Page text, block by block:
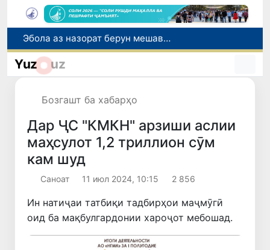
Дар моҳи июл дар Ӯзбекистон нархи маҳсулоти озуқаворӣ коҳиш ёфт, аммо баъзе молу хидматрасониҳо гарон шуданд
Дар Сенат тадбирҳои беҳтар намудани мавқеи Ӯзбекистон дар рейтингҳо ва индексҳои байналмилалӣ баррасӣ шуданд
Yuz uz
Бозгашт ба хабарҳо
Дар ҶС "КМКН" арзиши аслии
маҳсулот 1,2 триллион сӯм
кам шуд
Саноат 11 июл 2024, 10:15 2 856
Ин натиҷаи татбиқи тадбирҳои маҷмӯгӣ
оид ба мақбулгардонии хароҷот мебошад.